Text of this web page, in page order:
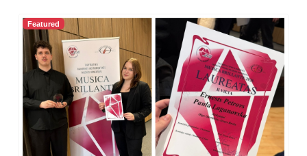
Featured